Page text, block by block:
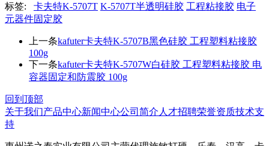
标签: 卡夫特K-5707T K-5707T半透明硅胶 工程粘接胶 电子
元器件固定胶
上一条kafuter卡夫特K-5707B黑色硅胶 工程塑料粘接胶
100g
下一条kafuter卡夫特K-5707W白硅胶 工程塑料粘接胶 电
容器固定和防震胶 100g
回到顶部
关于我们产品中心新闻中心公司简介 人才招聘荣誉资质技术支
持